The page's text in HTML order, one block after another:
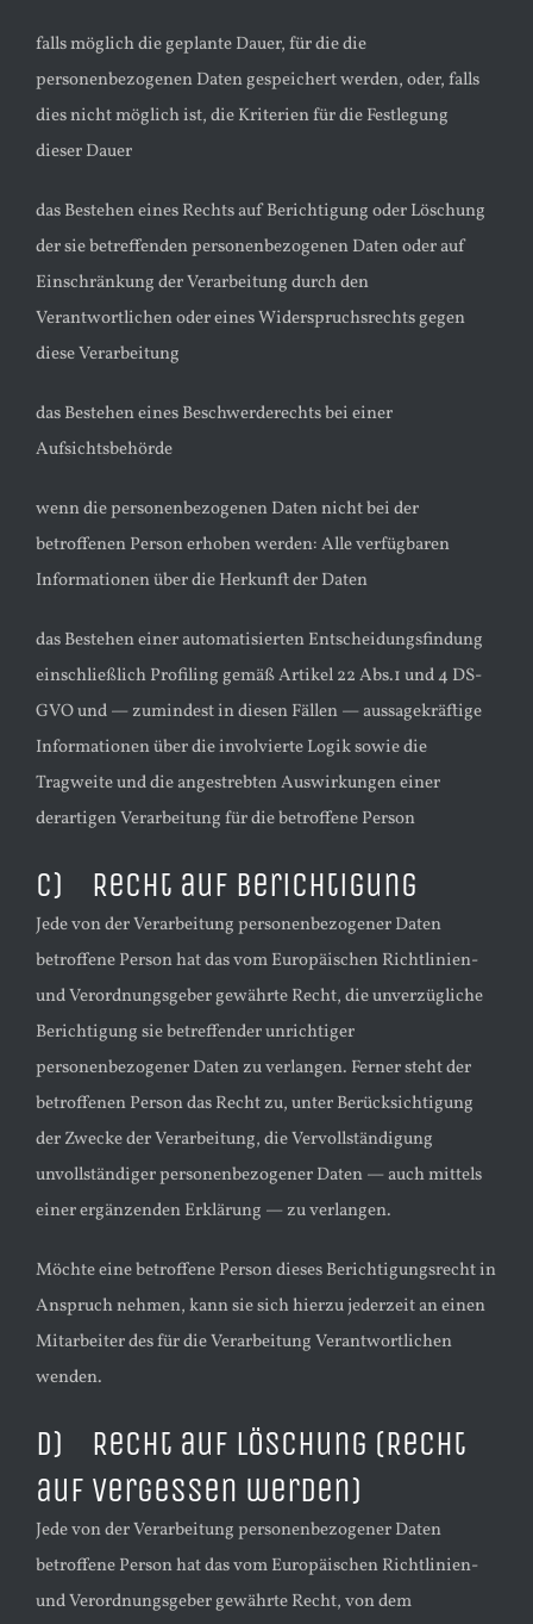
falls möglich die geplante Dauer, für die die
personenbezogenen Daten gespeichert werden, oder, falls
dies nicht möglich ist, die Kriterien für die Festlegung
dieser Dauer
das Bestehen eines Rechts auf Berichtigung oder Löschung
der sie betreffenden personenbezogenen Daten oder auf
Einschränkung der Verarbeitung durch den
Verantwortlichen oder eines Widerspruchsrechts gegen
diese Verarbeitung
das Bestehen eines Beschwerderechts bei einer
Aufsichtsbehörde
wenn die personenbezogenen Daten nicht bei der
betroffenen Person erhoben werden: Alle verfügbaren
Informationen über die Herkunft der Daten
das Bestehen einer automatisierten Entscheidungsfindung
einschließlich Profiling gemäß Artikel 22 Abs.1 und 4 DS-
GVO und — zumindest in diesen Fällen — aussagekräftige
Informationen über die involvierte Logik sowie die
Tragweite und die angestrebten Auswirkungen einer
derartigen Verarbeitung für die betroffene Person
c) Recht auf Berichtigung
Jede von der Verarbeitung personenbezogener Daten
betroffene Person hat das vom Europäischen Richtlinien-
und Verordnungsgeber gewährte Recht, die unverzügliche
Berichtigung sie betreffender unrichtiger
personenbezogener Daten zu verlangen. Ferner steht der
betroffenen Person das Recht zu, unter Berücksichtigung
der Zwecke der Verarbeitung, die Vervollständigung
unvollständiger personenbezogener Daten — auch mittels
einer ergänzenden Erklärung — zu verlangen.
Möchte eine betroffene Person dieses Berichtigungsrecht in
Anspruch nehmen, kann sie sich hierzu jederzeit an einen
Mitarbeiter des für die Verarbeitung Verantwortlichen
wenden.
d) Recht auf Löschung (Recht
auf Vergessen werden)
Jede von der Verarbeitung personenbezogener Daten
betroffene Person hat das vom Europäischen Richtlinien-
und Verordnungsgeber gewährte Recht, von dem